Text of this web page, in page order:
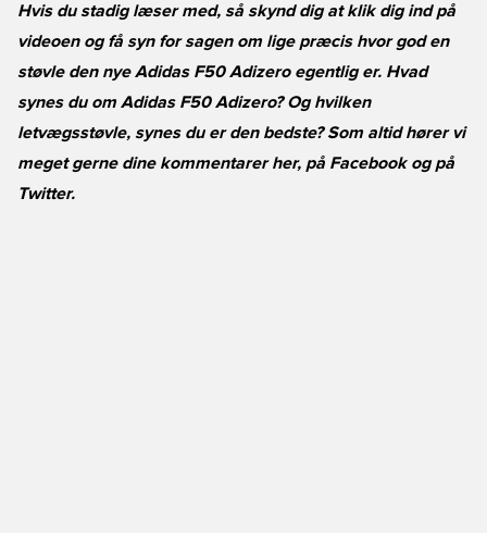
Hvis du stadig læser med, så skynd dig at klik dig ind på
videoen og få syn for sagen om lige præcis hvor god en
støvle den nye Adidas F50 Adizero egentlig er. Hvad
synes du om Adidas F50 Adizero? Og hvilken
letvægsstøvle, synes du er den bedste? Som altid hører vi
meget gerne dine kommentarer her, på Facebookog på
Twitter.